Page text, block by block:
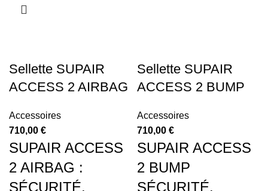
Sellette SUPAIR
ACCESS 2 AIRBAG
Accessoires
710,00 €
SUPAIR ACCESS
2 AIRBAG :
SÉCURITÉ,
Sellette SUPAIR
ACCESS 2 BUMP
Accessoires
710,00 €
SUPAIR ACCESS
2 BUMP
SÉCURITÉ,